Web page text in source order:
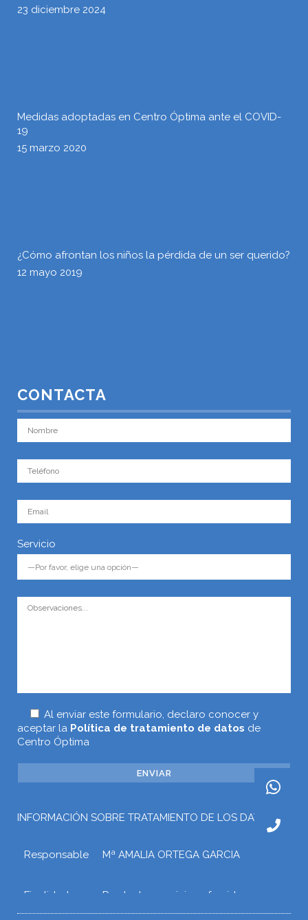
23 diciembre 2024
Medidas adoptadas en Centro Óptima ante el COVID-
19
15 marzo 2020
¿Cómo afrontan los niños la pérdida de un ser querido?
12 mayo 2019
CONTACTA
Servicio
Al enviar este formulario, declaro conocer y
aceptar la Política de tratamiento de datos de
Centro Óptima
INFORMACIÓN SOBRE TRATAMIENTO DE LOS DATOS
Responsable Mª AMALIA ORTEGA GARCIA
Finalidad
Prestar los servicios ofrecidos a